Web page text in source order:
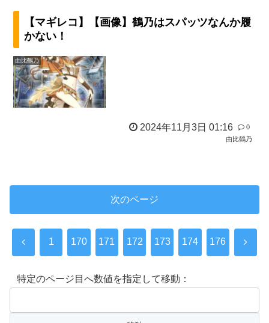
【マギレコ】【画像】鶴乃はスパッツなんか履
かない！
由比鶴乃
2024年11月3日 01:16
0
由比鶴乃
次のページ
1 170 171 172 173 174 176
特定のページ目へ数値を指定して移動：